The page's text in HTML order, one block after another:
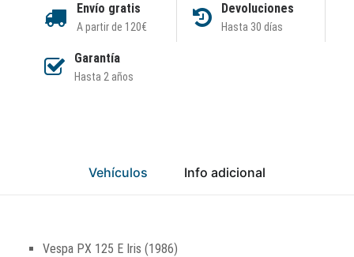
Envío gratis
A partir de 120€
Devoluciones
Hasta 30 días
Garantía
Hasta 2 años
Vehículos Info adicional
Vespa PX 125 E Iris (1986)